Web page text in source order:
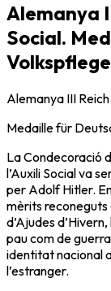
Alemanya
Social.
Alemanya III
Medaille für
La Condecoració
l’Auxili Social va
per Adolf Hitler.
mèrits reconeguts
d’Ajudes
pau com de
identitat nacional
l’estranger.